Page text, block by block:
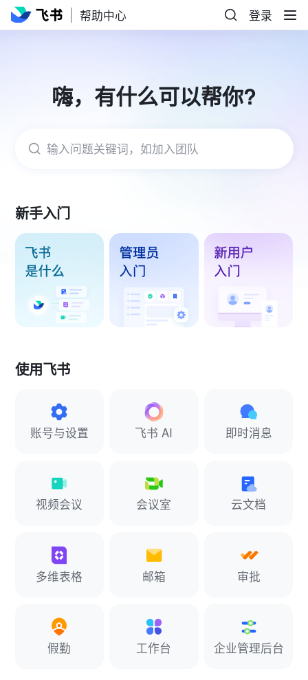
帮助中心 登录
嗨，有什么可以帮你?
输入问题关键词，如加入团队
新手入门
使用飞书
账号与设置 飞书 AI 即时消息
视频会议 会议室 云文档
多维表格 邮箱 审批
假勤 工作台 企业管理后台